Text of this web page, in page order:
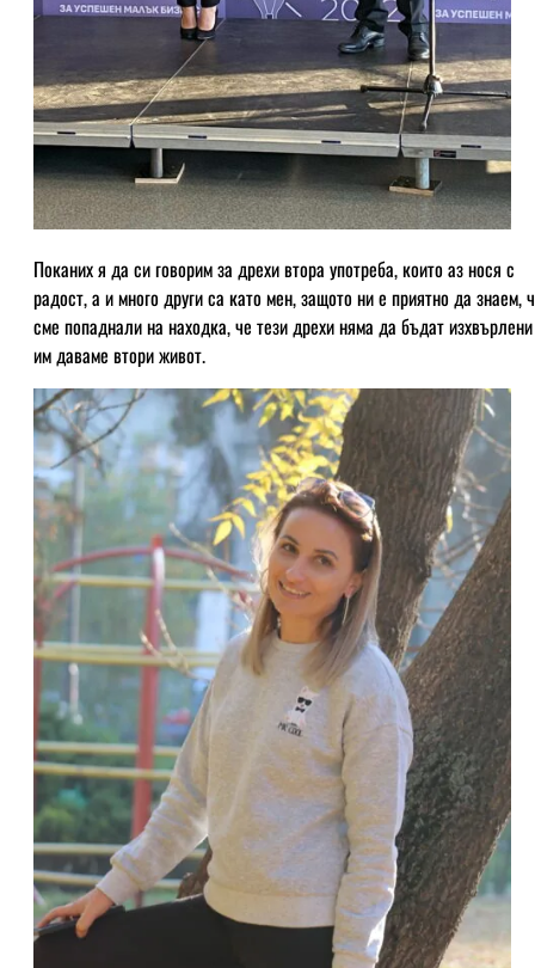
Поканих я да си говорим за дрехи втора употреба, които аз нося с
радост, а и много други са като мен, защото ни е приятно да знаем,
сме попаднали на находка, че тези дрехи няма да бъдат
им даваме втори живот.